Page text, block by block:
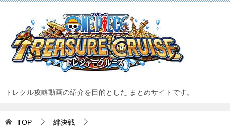
トレクル攻略動画の紹介を目的とした まとめサイトです。
TOP
絆決戦